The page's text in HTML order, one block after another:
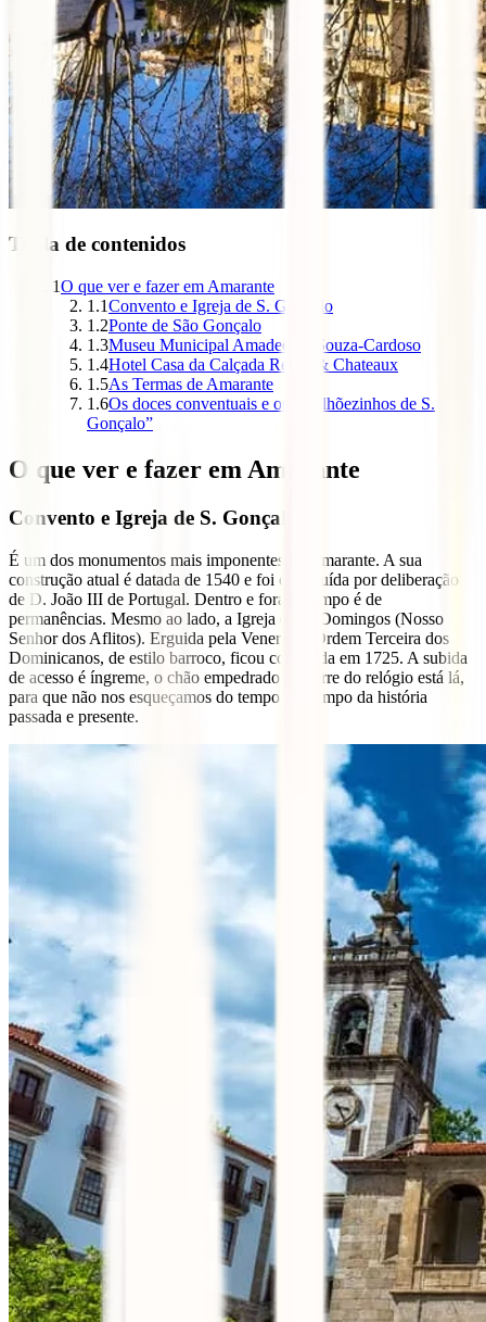
Tabla de contenidos
1O que ver e fazer em Amarante
1.1Convento e Igreja de S. Gonçalo
1.2Ponte de São Gonçalo
1.3Museu Municipal Amadeo de Souza-Cardoso
1.4Hotel Casa da Calçada Relais & Chateaux
1.5As Termas de Amarante
1.6Os doces conventuais e os “quilhõezinhos de S.
Gonçalo”
O que ver e fazer em Amarante
Convento e Igreja de S. Gonçalo
É um dos monumentos mais imponentes de Amarante. A sua
construção atual é datada de 1540 e foi construída por deliberação
de D. João III de Portugal. Dentro e fora, o tempo é de
permanências. Mesmo ao lado, a Igreja de S. Domingos (Nosso
Senhor dos Aflitos). Erguida pela Venerável Ordem Terceira dos
Dominicanos, de estilo barroco, ficou concluída em 1725. A subida
de acesso é íngreme, o chão empedrado e a torre do relógio está lá,
para que não nos esqueçamos do tempo, do tempo da história
passada e presente.